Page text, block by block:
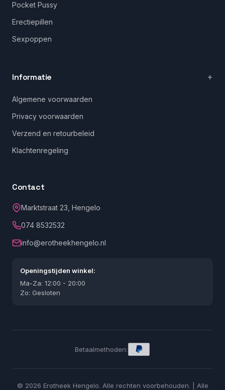
Pocket Pussy
Erectiepillen
Sexpoppen
Informatie
Algemene voorwaarden
Privacy voorwaarden
Verzend en retourbeleid
Klachtenregeling
Contact
Marktstraat 23, Hengelo
074 8532532
info@erotheekhengelo.nl
Openingstijden winkel:
Ma-Za: 12:00 - 20:00
Zo: Gesloten
Betaalmethoden:
© 2026 Erotheek Hengelo. Alle rechten voorbehouden. | Alle